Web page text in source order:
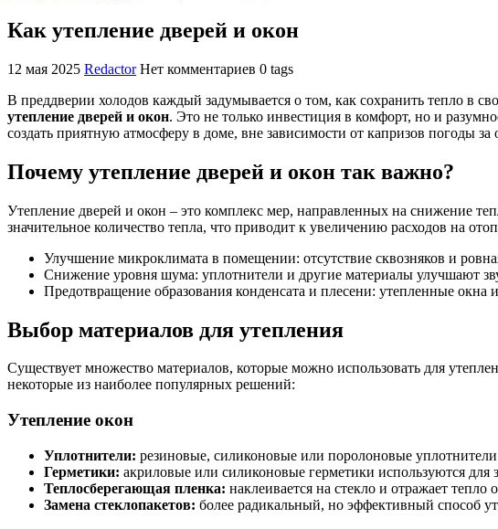
Как утепление дверей и окон
12 мая 2025 Redactor Нет комментариев 0 tags
В преддверии холодов каждый задумывается о том, как сохранить тепло в
утепление дверей и окон. Это не только инвестиция в комфорт, но и
создать приятную атмосферу в доме, вне зависимости от капризов погоды
Почему утепление дверей и окон так важно?
Утепление дверей и окон – это комплекс мер, направленных на снижение
значительное количество тепла, что приводит к увеличению расходов на
Улучшение микроклимата в помещении: отсутствие сквозняков и
Снижение уровня шума: уплотнители и другие материалы улучшают
Предотвращение образования конденсата и плесени: утепленные
Выбор материалов для утепления
Существует множество материалов, которые можно использовать для
некоторые из наиболее популярных решений:
Утепление окон
Уплотнители: резиновые, силиконовые или поролоновые
Герметики: акриловые или силиконовые герметики используются
Теплосберегающая пленка: наклеивается на стекло и отражает
Замена стеклопакетов: более радикальный, но эффективный способ